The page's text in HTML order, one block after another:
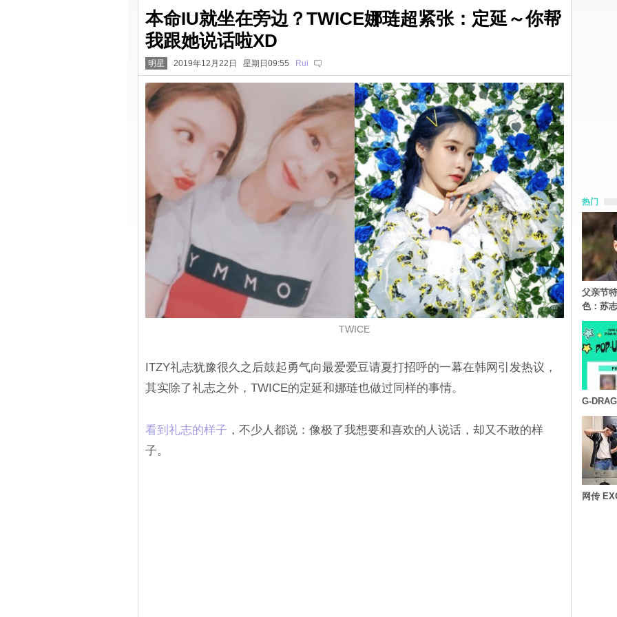
本命IU就坐在旁边？TWICE娜琏超紧张：定延～你帮
我跟她说话啦XD
明星 2019年12月22日 星期日09:55 Rui
TWICE
ITZY礼志犹豫很久之后鼓起勇气向最爱爱豆请夏打招呼的一幕在韩网引发热议，
其实除了礼志之外，TWICE的定延和娜琏也做过同样的事情。
看到礼志的样子 ，不少人都说：像极了我想要和喜欢的人说话，却又不敢的样
子。
热门
父亲节
色：苏
G-
网传